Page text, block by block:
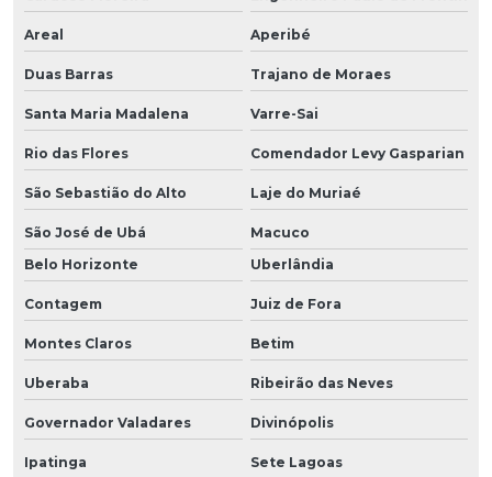
Areal Aperibé
Duas Barras Trajano de Moraes
Santa Maria Madalena Varre-Sai
Rio das Flores Comendador Levy Gasparian
São Sebastião do Alto Laje do Muriaé
São José de Ubá
Macuco
Belo Horizonte
Uberlândia
Contagem Juiz de Fora
Montes Claros Betim
Uberaba Ribeirão das Neves
Governador Valadares Divinópolis
Ipatinga Sete Lagoas